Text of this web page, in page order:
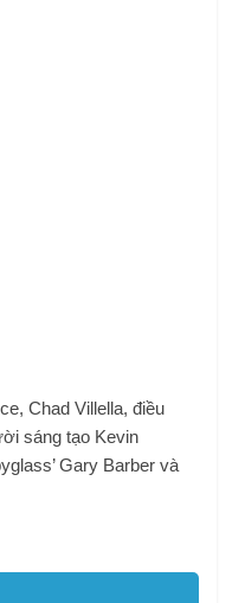
Chad Villella, điều
sáng tạo Kevin
Gary Barber và